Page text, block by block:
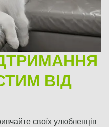
ВІД
своїх улюбленців